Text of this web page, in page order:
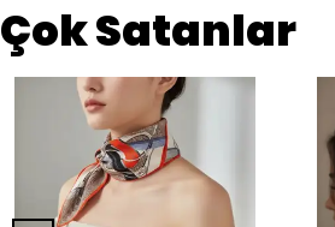
Çok Satanlar